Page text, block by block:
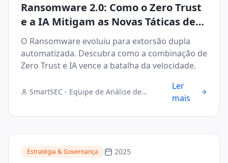
Ransomware 2.0: Como o Zero Trust
e a IA Mitigam as Novas Táticas de
Extorsão Automatizada
O Ransomware evoluiu para extorsão dupla
automatizada. Descubra como a combinação de
Zero Trust e IA vence a batalha da velocidade.
SmartSEC - Equipe de Análise de
Ler
mais
Estratégia & Governança 2025